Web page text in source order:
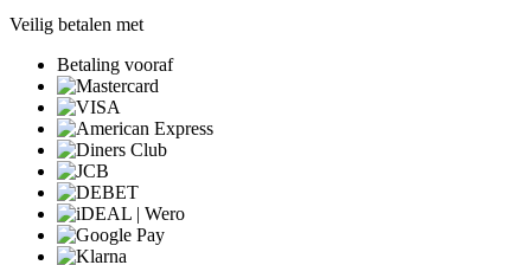
Veilig betalen met
Betaling vooraf